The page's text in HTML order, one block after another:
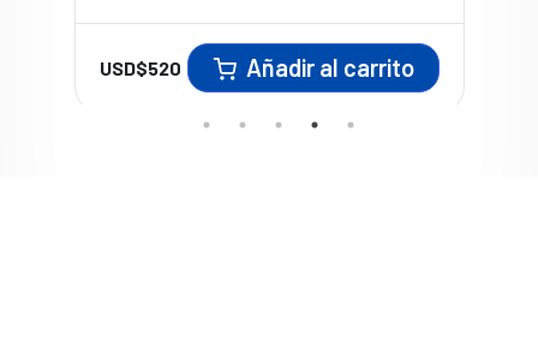
USD$520 Añadir al carrito